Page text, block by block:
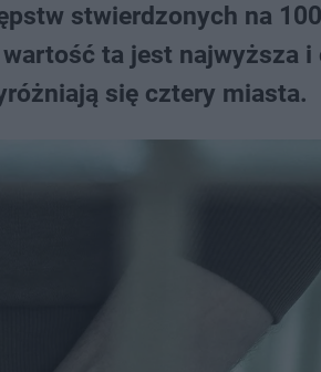
stwierdzonych na
ta jest najwyższa i
się cztery miasta.